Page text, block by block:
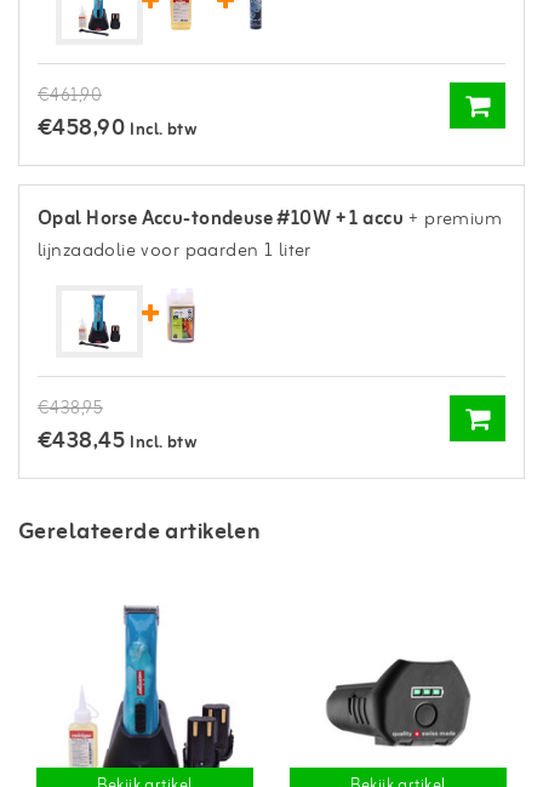
€461,90
€458,90 Incl. btw
Opal Horse Accu-tondeuse #10W + 1 accu+ premium
lijnzaadolie voor paarden 1 liter
€438,95
€438,45 Incl. btw
Gerelateerde artikelen